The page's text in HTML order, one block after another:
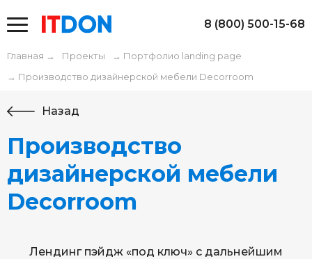
8 (800) 500-15-68
Главная → Проекты → Портфолио landing page
→ Производство дизайнерской мебели Decorroom
Назад
Производство
дизайнерской мебели
Decorroom
Лендинг пэйдж «под ключ» с дальнейшим